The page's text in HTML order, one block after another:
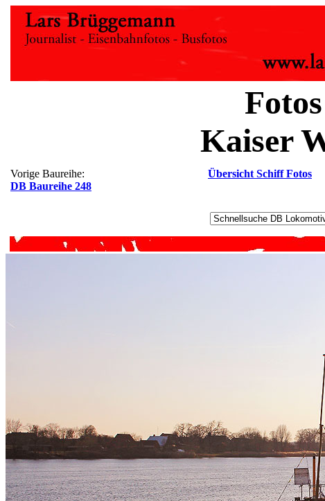
Kaiser
Vorige Baureihe:
DB Baureihe 248
Übersicht Schiff Fotos